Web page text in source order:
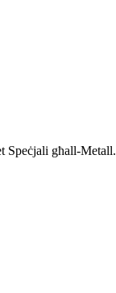
Speċjali għall-Metall.